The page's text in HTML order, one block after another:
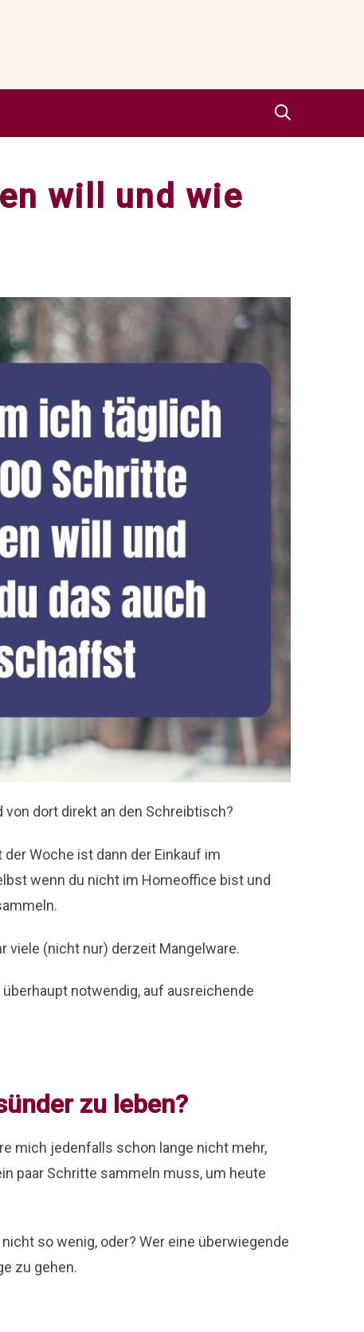
will und wie
dort direkt an den Schreibtisch?
Woche ist dann der Einkauf im
wenn du nicht im Homeoffice bist und
viele (nicht nur) derzeit Mangelware.
notwendig, auf ausreichende
zu leben?
mich jedenfalls schon lange nicht mehr,
paar Schritte sammeln muss, um heute
so wenig, oder? Wer eine überwiegende
zu gehen.